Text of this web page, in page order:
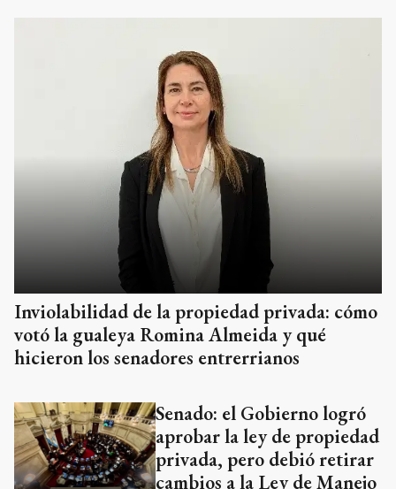
Inviolabilidad de la propiedad privada: cómo
votó la gualeya Romina Almeida y qué
hicieron los senadores entrerrianos
Senado: el Gobierno logró
aprobar la ley de propiedad
privada, pero debió retirar
cambios a la Ley de Manejo